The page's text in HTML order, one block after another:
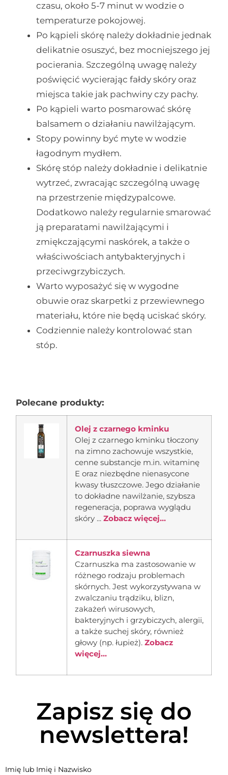
czasu, około 5-7 minut w wodzie o
temperaturze pokojowej.
Po kąpieli skórę należy dokładnie jednak
delikatnie osuszyć, bez mocniejszego jej
pocierania. Szczególną uwagę należy
poświęcić wycierając fałdy skóry oraz
miejsca takie jak pachwiny czy pachy.
Po kąpieli warto posmarować skórę
balsamem o działaniu nawilżającym.
Stopy powinny być myte w wodzie
łagodnym mydłem.
Skórę stóp należy dokładnie i delikatnie
wytrzeć, zwracając szczególną uwagę
na przestrzenie międzypalcowe.
Dodatkowo należy regularnie smarować
ją preparatami nawilżającymi i
zmiękczającymi naskórek, a także o
właściwościach antybakteryjnych i
przeciwgrzybiczych.
Warto wyposażyć się w wygodne
obuwie oraz skarpetki z przewiewnego
materiału, które nie będą uciskać skóry.
Codziennie należy kontrolować stan
stóp.
Polecane produkty:
Olej z czarnego kminku
Olej z czarnego kminku tłoczony
na zimno zachowuje wszystkie,
cenne substancje m.in. witaminę
E oraz niezbędne nienasycone
kwasy tłuszczowe. Jego działanie
to dokładne nawilżanie, szybsza
regeneracja, poprawa wyglądu
skóry ...Zobacz więcej...
Czarnuszka siewna
Czarnuszka ma zastosowanie w
różnego rodzaju problemach
skórnych. Jest wykorzystywana w
zwalczaniu trądziku, blizn,
zakażeń wirusowych,
bakteryjnych i grzybiczych, alergii,
a także suchej skóry, również
głowy (np. łupież).Zobacz
więcej...
Zapisz się do
newslettera!
Imię lub Imię i Nazwisko